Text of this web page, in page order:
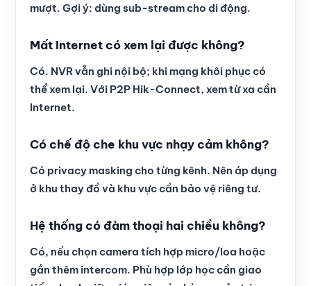
mượt. Gợi ý: dùng sub-stream cho di động.
Mất Internet có xem lại được không?
Có. NVR vẫn ghi nội bộ; khi mạng khôi phục có
thể xem lại. Với P2P Hik-Connect, xem từ xa cần
Internet.
Có chế độ che khu vực nhạy cảm không?
Có privacy masking cho từng kênh. Nên áp dụng
ở khu thay đồ và khu vực cần bảo vệ riêng tư.
Hệ thống có đàm thoại hai chiều không?
Có, nếu chọn camera tích hợp micro/loa hoặc
gắn thêm intercom. Phù hợp lớp học cần giao